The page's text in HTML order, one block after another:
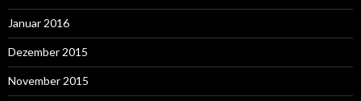
Januar 2016
Dezember 2015
November 2015